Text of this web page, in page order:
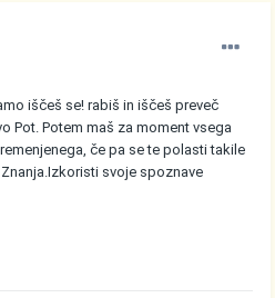
iščeš se! rabiš in iščeš preveč
Pot. Potem maš za moment vsega
če pa se te polasti takile
svoje spoznave